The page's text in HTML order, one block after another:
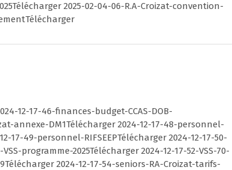
2025-02-04-06-R.A-Croizat-convention-
12-17-46-finances-budget-CCAS-DOB-
annexe-DM1Télécharger 2024-12-17-48-personnel-
17-49-personnel-RIFSEEPTélécharger 2024-12-17-50-
programme-2025Télécharger 2024-12-17-52-VSS-70-
2024-12-17-54-seniors-RA-Croizat-tarifs-